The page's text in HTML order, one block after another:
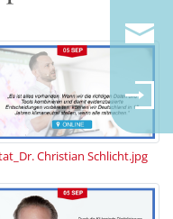
Christian Schlicht.jpg